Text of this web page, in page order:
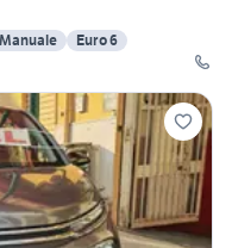
Manuale
Euro 6